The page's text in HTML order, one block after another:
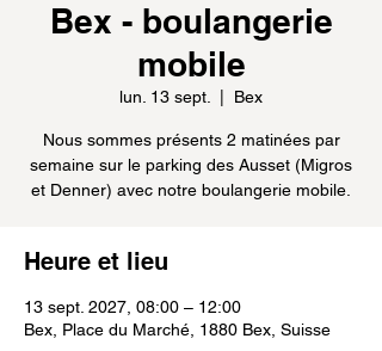
Bex - boulangerie
mobile
lun. 13 sept. Bex
Nous sommes présents 2 matinées par
semaine sur le parking des Ausset (Migros
et Denner) avec notre boulangerie mobile.
Heure et lieu
13 sept. 2027, 08:00 – 12:00
Bex, Place du Marché, 1880 Bex, Suisse